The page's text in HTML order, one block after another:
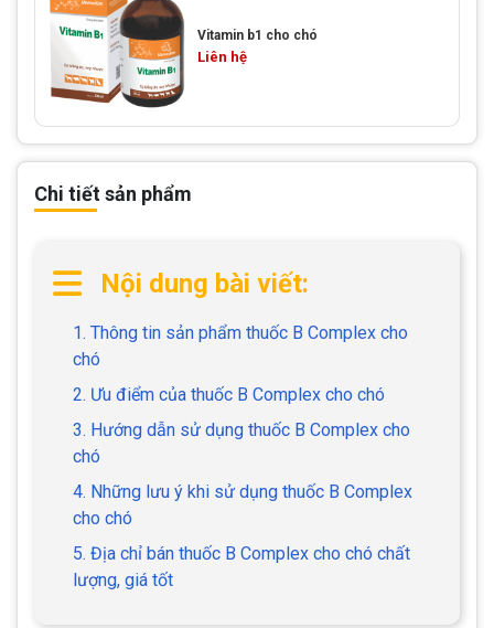
Chi tiết sản phẩm
Nội dung bài viết:
1. Thông tin sản phẩm thuốc B Complex cho
chó
2. Ưu điểm của thuốc B Complex cho chó
3. Hướng dẫn sử dụng thuốc B Complex cho
chó
4. Những lưu ý khi sử dụng thuốc B Complex
cho chó
5. Địa chỉ bán thuốc B Complex cho chó chất
lượng, giá tốt
Vitamin b1 cho chó
Liên hệ